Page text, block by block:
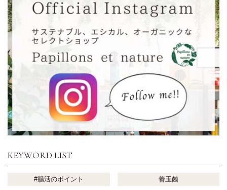
KEYWORD LIST
#腸活のポイント 善玉菌